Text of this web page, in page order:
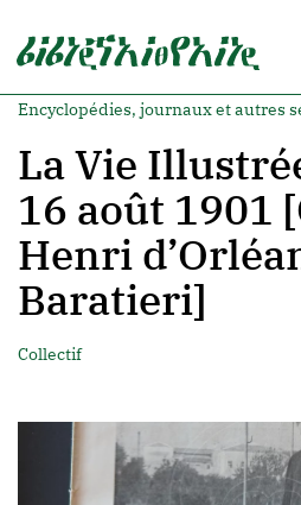
Encyclopédies, journaux et autres
La Vie
16 août 1901
Henri
Baratieri]
Collectif